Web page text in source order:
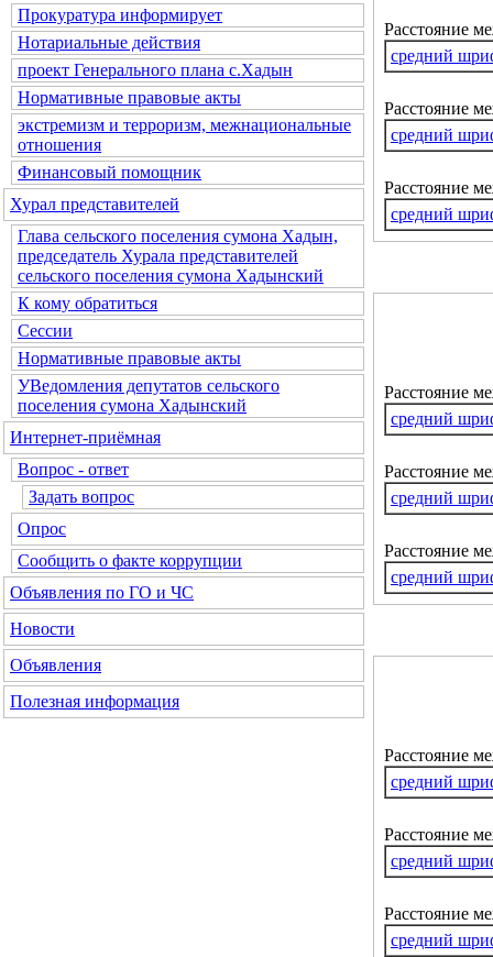
Прокуратура информирует
Нотариальные действия
проект Генерального плана с.Хадын
Нормативные правовые акты
экстремизм и терроризм, межнациональные
отношения
Финансовый помощник
Хурал представителей
Глава сельского поселения сумона Хадын,
председатель Хурала представителей
сельского поселения сумона Хадынский
К кому обратиться
Сессии
Нормативные правовые акты
УВедомления депутатов сельского
поселения сумона Хадынский
Интернет-приёмная
Вопрос - ответ
Задать вопрос
Опрос
Сообщить о факте коррупции
Объявления по ГО и ЧС
Новости
Объявления
Полезная информация
Расстояние
средний
Расстояние
средний
Расстояние
средний
Расстояние
средний
Расстояние
средний
Расстояние
средний
Расстояние
средний
Расстояние
средний
Расстояние
средний